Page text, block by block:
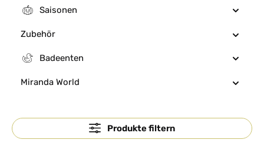
Saisonen
Zubehör
Badeenten
Miranda World
Produkte filtern